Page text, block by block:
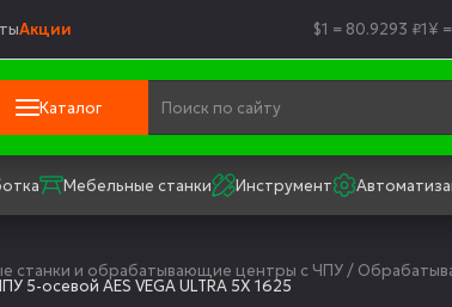
Акции $1 = 80.9293 ₽1¥
Каталог
Мебельные станки Инструмент
станки и обрабатывающие центры с ЧПУ/
осевой AES VEGA ULTRA 5X 1625